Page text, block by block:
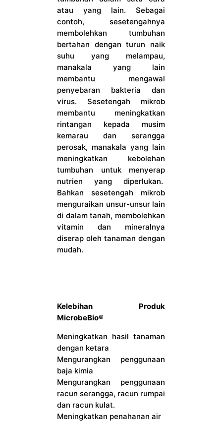
atau yang lain. Sebagai
contoh, sesetengahnya
membolehkan tumbuhan
bertahan dengan turun naik
suhu yang melampau,
manakala yang lain
membantu mengawal
penyebaran bakteria dan
virus. Sesetengah mikrob
membantu meningkatkan
rintangan kepada musim
kemarau dan serangga
perosak, manakala yang lain
meningkatkan kebolehan
tumbuhan untuk menyerap
nutrien yang diperlukan.
Bahkan sesetengah mikrob
menguraikan unsur-unsur lain
di dalam tanah, membolehkan
vitamin dan mineralnya
diserap oleh tanaman dengan
mudah.
Kelebihan Produk
MicrobeBio®
Meningkatkan hasil tanaman
dengan ketara
Mengurangkan penggunaan
baja kimia
Mengurangkan penggunaan
racun serangga, racun rumpai
dan racun kulat.
Meningkatkan penahanan air